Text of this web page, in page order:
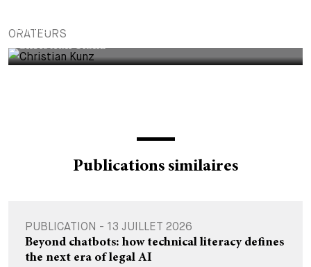
ORATEURS
PARTNER
Christian Kunz
Publications similaires
PUBLICATION - 13 JUILLET 2026
Beyond chatbots: how technical literacy defines
the next era of legal AI